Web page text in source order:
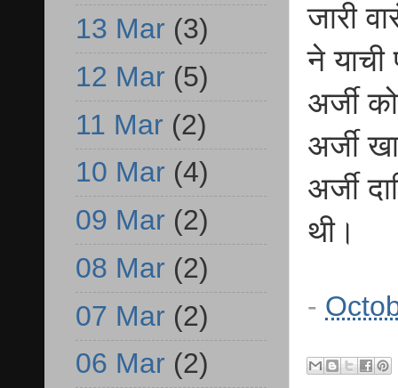
जारी
ने याची
अर्जी
अर्जी
अर्जी
थी।
-
13 Mar (3)
12 Mar (5)
11 Mar (2)
10 Mar (4)
09 Mar (2)
08 Mar (2)
07 Mar (2)
06 Mar (2)